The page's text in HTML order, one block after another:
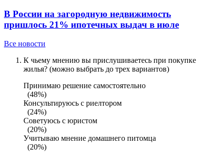
В России на загородную недвижимость
пришлось 21% ипотечных выдач в июле
Все новости
К чьему мнению вы прислушиваетесь при покупке
жилья? (можно выбрать до трех вариантов)
Принимаю решение самостоятельно
(48%)
Консультируюсь с риелтором
(24%)
Советуюсь с юристом
(20%)
Учитываю мнение домашнего питомца
(20%)